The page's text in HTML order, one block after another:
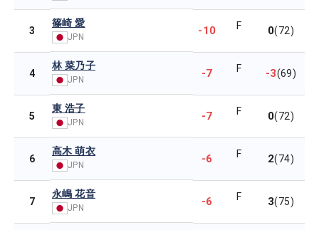
3
篠崎 愛
JPN -10 F 0(72)
4
林 菜乃子
JPN -7 F -3(69)
5
東 浩子
JPN -7 F 0(72)
6
高木 萌衣
JPN -6 F 2(74)
7
永嶋 花音
JPN -6 F 3(75)